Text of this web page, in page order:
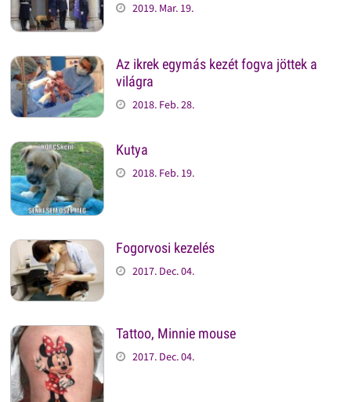
2019. Mar. 19.
Az ikrek egymás kezét fogva jöttek a
világra
2018. Feb. 28.
Kutya
2018. Feb. 19.
Fogorvosi kezelés
2017. Dec. 04.
Tattoo, Minnie mouse
2017. Dec. 04.